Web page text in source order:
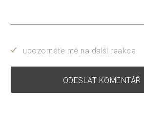
upozorněte mě na další reakce
ODESLAT KOMENTÁŘ